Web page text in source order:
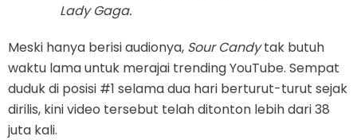
Lady Gaga.
Meski hanya berisi audionya, Sour Candytak butuh
waktu lama untuk merajai trending YouTube. Sempat
duduk di posisi #1 selama dua hari berturut-turut sejak
dirilis, kini video tersebut telah ditonton lebih dari 38
juta kali.